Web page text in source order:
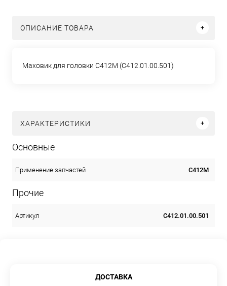
ОПИСАНИЕ ТОВАРА
Маховик для головки С412М (С412.01.00.501)
ХАРАКТЕРИСТИКИ
Основные
Применение запчастей С412М
Прочие
Артикул С412.01.00.501
ДОСТАВКА